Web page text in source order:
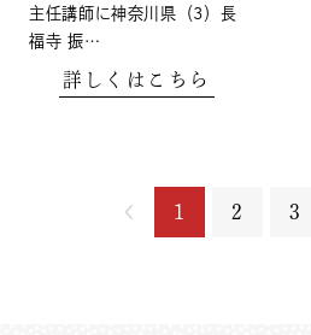
主任講師に神奈川県（3）長
福寺 振…
詳しくはこちら
1 2 3